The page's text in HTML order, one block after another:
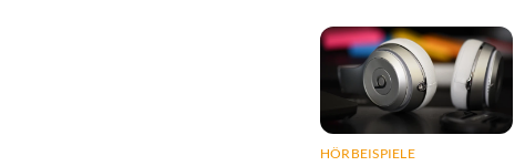
HÖRBEISPIELE